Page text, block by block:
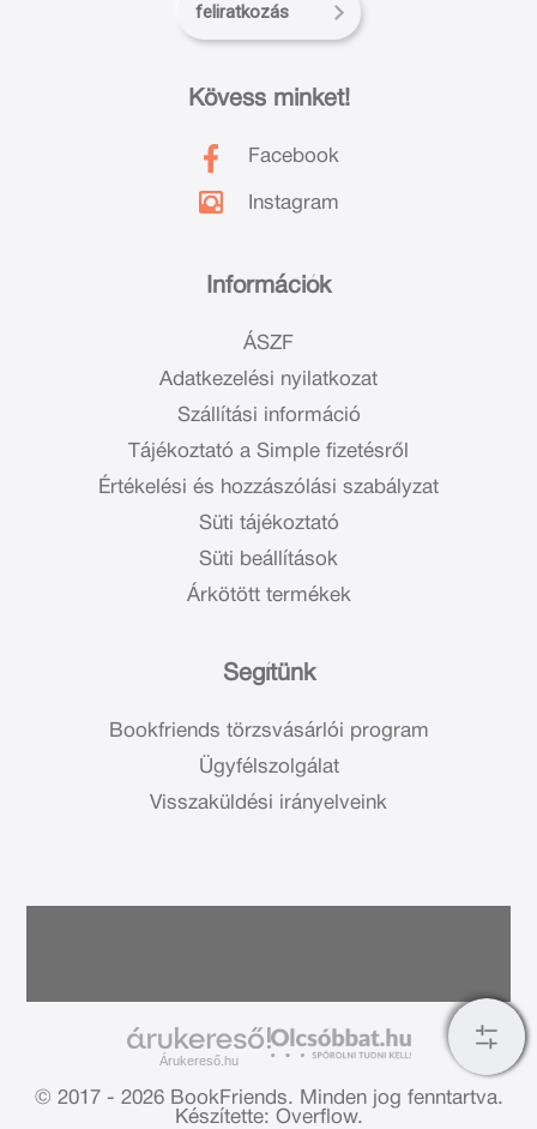
Információk
ÁSZF
Adatkezelési nyilatkozat
Szállítási információ
Tájékoztató a Simple fizetésről
Értékelési és hozzászólási szabályzat
Süti tájékoztató
Süti beállítások
Árkötött termékek
Segítünk
Bookfriends törzsvásárlói program
Ügyfélszolgálat
Visszaküldési irányelveink
Kövess minket!
Facebook
Instagram
feliratkozás
Árukereső.hu
© 2017 - 2026 BookFriends. Minden jog fenntartva.
Készítette: Overflow.